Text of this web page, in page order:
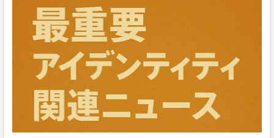
る
フ
ィ
ッ
シ
ン
性
の
本
質
(IRS)
の
本
人
確
認
ス
テ
ム
が
抱